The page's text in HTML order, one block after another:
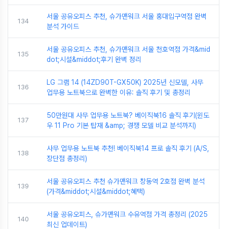
134
서울 공유오피스 추천, 슈가맨워크 서울 홍대입구역점 완벽
분석 가이드
135
서울 공유오피스 추천, 슈가맨워크 서울 천호역점 가격&mid
dot;시설&middot;후기 완벽 정리
136
LG 그램 14 (14ZD90T-GX50K) 2025년 신모델, 사무
업무용 노트북으로 완벽한 이유: 솔직 후기 및 총정리
137
50만원대 사무 업무용 노트북? 베이직북16 솔직 후기(윈도
우 11 Pro 기본 탑재 &amp; 경쟁 모델 비교 분석까지)
138
사무 업무용 노트북 추천! 베이직북14 프로 솔직 후기 (A/S,
장단점 총정리)
139
서울 공유오피스 추천 슈가맨워크 창동역 2호점 완벽 분석
(가격&middot;시설&middot;혜택)
140
서울 공유오피스, 슈가맨워크 수유역점 가격 총정리 (2025
최신 업데이트)